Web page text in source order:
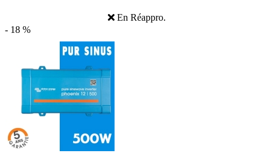
En Réappro.
- 18 %